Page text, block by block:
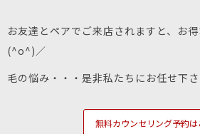
お友達とペアでご来店されますと、お
(^o^)／
毛の悩み・・・是非私たちにお任せ下
無料カウンセリング予約は